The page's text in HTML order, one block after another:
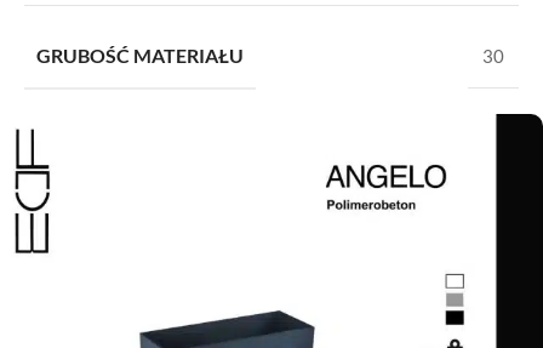
GRUBOŚĆ MATERIAŁU 30